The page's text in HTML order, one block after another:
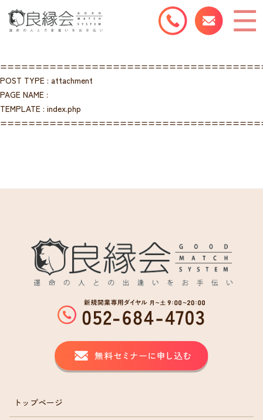
POST TYPE : attachment
PAGE NAME :
TEMPLATE : index.php
トップページ